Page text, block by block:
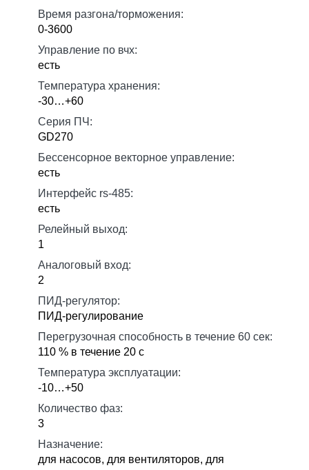
Время разгона/торможения:
0-3600
Управление по вчх:
есть
Температура хранения:
-30…+60
Серия ПЧ:
GD270
Бессенсорное векторное управление:
есть
Интерфейс rs-485:
есть
Релейный выход:
1
Аналоговый вход:
2
ПИД-регулятор:
ПИД-регулирование
Перегрузочная способность в течение 60 сек:
110 % в течение 20 с
Температура эксплуатации:
-10…+50
Количество фаз:
3
Назначение:
для насосов, для вентиляторов, для